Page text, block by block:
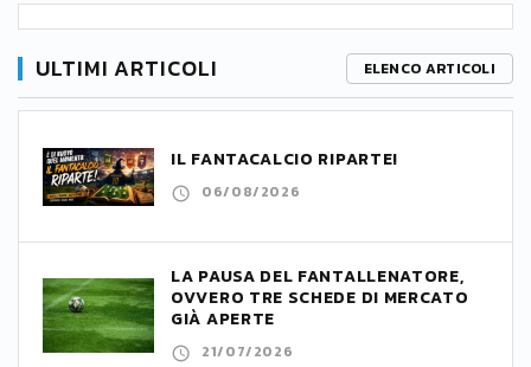
ULTIMI ARTICOLI ELENCO ARTICOLI
IL FANTACALCIO RIPARTE!
06/08/2026
LA PAUSA DEL FANTALLENATORE,
OVVERO TRE SCHEDE DI MERCATO
GIÀ APERTE
21/07/2026